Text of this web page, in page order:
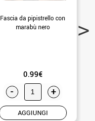
Fascia da pipistrello con
marabù nero
0.99€
- +
AGGIUNGI